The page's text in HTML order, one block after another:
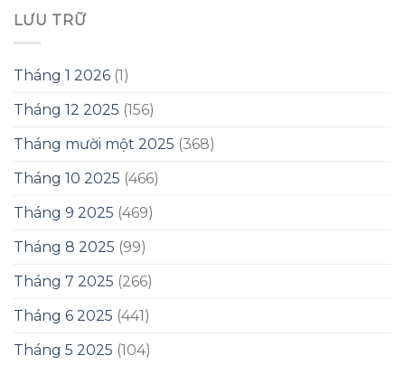
LƯU TRỮ
Tháng 1 2026 (1)
Tháng 12 2025 (156)
Tháng mười một 2025 (368)
Tháng 10 2025 (466)
Tháng 9 2025 (469)
Tháng 8 2025 (99)
Tháng 7 2025 (266)
Tháng 6 2025 (441)
Tháng 5 2025 (104)